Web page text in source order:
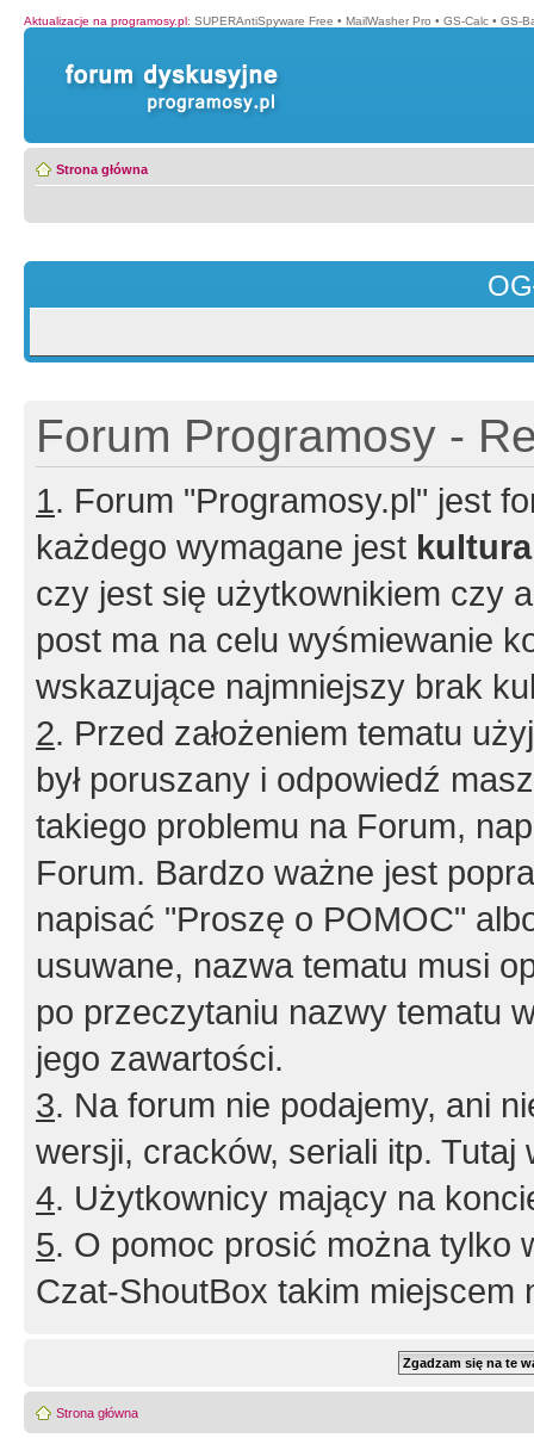
Aktualizacje na programosy.pl: SUPERAntiSpyware Free • MailWasher Pro • GS-Calc • GS-
Strona główna
Forum Programosy -
1. Forum "Programosy.pl" jest
każdego wymagane jest
czy jest się użytkownikiem czy
post ma na celu wyśmiewanie
wskazujące najmniejszy brak
2. Przed założeniem tematu
był poruszany i odpowiedź
takiego problemu na Forum,
Forum. Bardzo ważne jest
napisać "Proszę o POMOC"
usuwane, nazwa tematu musi
po przeczytaniu nazwy tematu
jego zawartości.
3. Na forum nie podajemy, ani
wersji, cracków, seriali itp. Tutaj
4. Użytkownicy mający na
5. O pomoc prosić można tylko
Czat-ShoutBox takim miejscem
Strona główna